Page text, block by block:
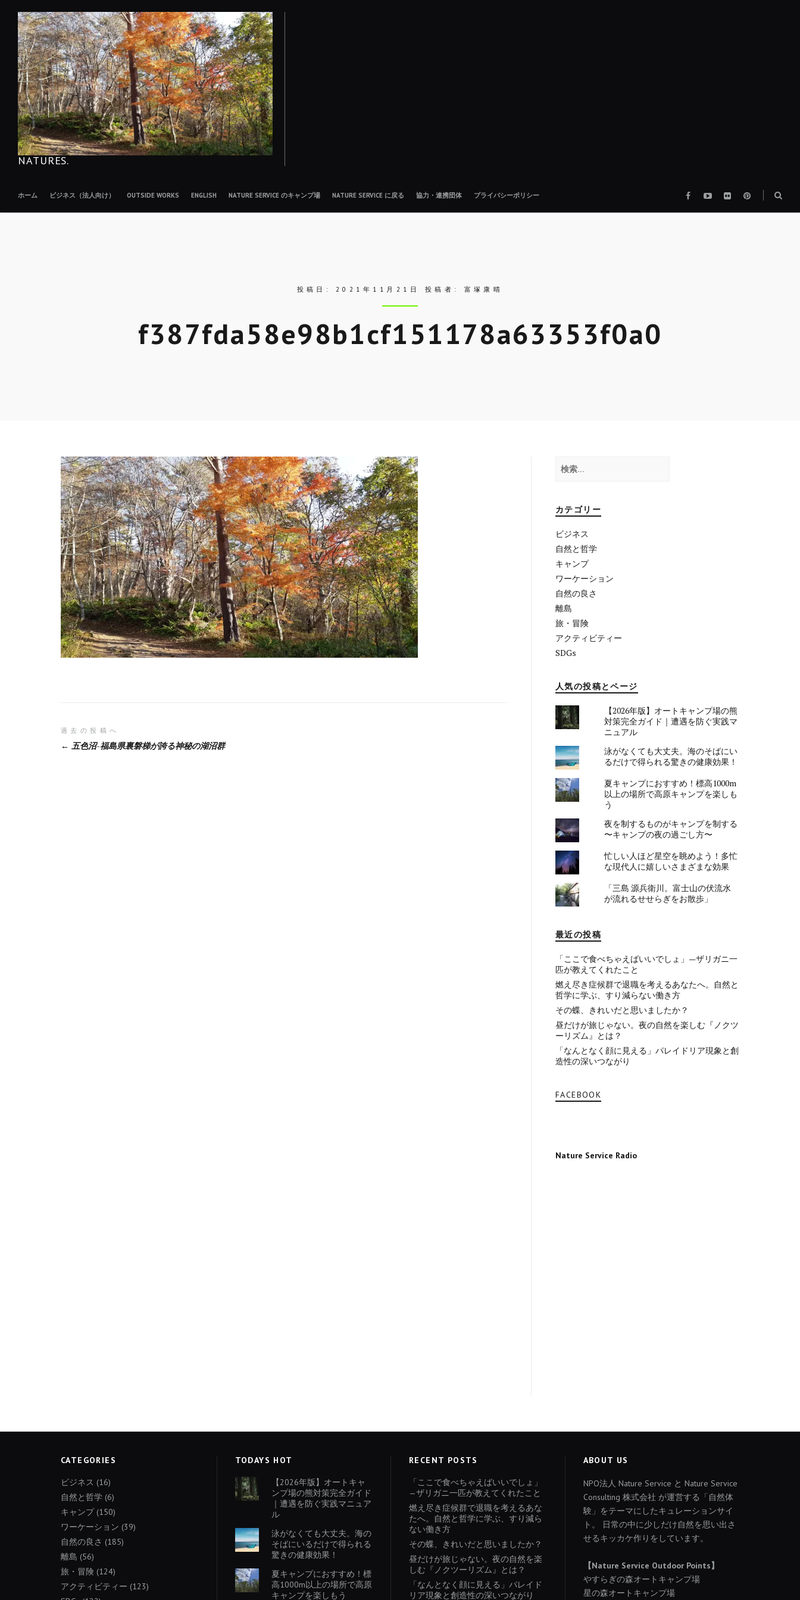
NATURES.
ホーム ビジネス（法人向け） OUTSIDE WORKS ENGLISH NATURE SERVICE のキャンプ場 NATURE SERVICE に戻る 協力・連携団体 プライバシーポリシー FacebookYouTube
flickr pinterest
ボ
投稿日: 2021年11月21日 投稿者: 富塚康晴
f387fda58e98b1cf151178a63353f0a0
投
稿
過去の投稿へ
五色沼-福島県裏磐梯が誇る神秘の湖沼群
検
索:
カテゴリー
ビジネス
自然と哲学
キャンプ
ワーケーション
自然の良さ
離島
旅・冒険
アクティビティー
SDGs
人気の投稿とページ
【2026年版】オートキャンプ場の熊
対策完全ガイド｜遭遇を防ぐ実践マ
ニュアル
泳がなくても大丈夫。海のそばにい
るだけで得られる驚きの健康効果！
夏キャンプにおすすめ！標高1000m
以上の場所で高原キャンプを楽しも
う
夜を制するものがキャンプを制する
〜キャンプの夜の過ごし方〜
忙しい人ほど星空を眺めよう！多忙
な現代人に嬉しいさまざまな効果
「三島 源兵衛川。富士山の伏流水
が流れるせせらぎをお散歩」
最近の投稿
「ここで食べちゃえばいいでしょ」—ザリガニ一
匹が教えてくれたこと
燃え尽き症候群で退職を考えるあなたへ。自然と
哲学に学ぶ、すり減らない働き方
その蝶、きれいだと思いましたか？
昼だけが旅じゃない。夜の自然を楽しむ『ノクツ
ーリズム』とは？
「なんとなく顔に見える」パレイドリア現象と創
造性の深いつながり
FACEBOOK
Nature Service Radio
CATEGORIES
ビジネス (16)
自然と哲学 (6)
キャンプ(150)
ワーケーション (39)
自然の良さ (185)
離島 (56)
旅・冒険 (124)
アクティビティー (123)
TODAYS HOT
【2026年版】オートキャ
ンプ場の熊対策完全ガイド
｜遭遇を防ぐ実践マニュア
ル
泳がなくても大丈夫。海の
そばにいるだけで得られる
驚きの健康効果！
夏キャンプにおすすめ！標
高1000m以上の場所で高原
キャンプを楽しもう
RECENT POSTS
「ここで食べちゃえばいいでしょ」
—ザリガニ一匹が教えてくれたこと
燃え尽き症候群で退職を考えるあな
たへ。自然と哲学に学ぶ、すり減ら
ない働き方
その蝶、きれいだと思いましたか？
昼だけが旅じゃない。夜の自然を楽
しむ『ノクツーリズム』とは？
「なんとなく顔に見える」パレイド
リア現象と創造性の深いつながり
ABOUT US
NPO法人 Nature Service と Nature Service
Consulting 株式会社 が運営する「自然体
験」をテーマにしたキュレーションサイ
ト。 日常の中に少しだけ自然を思い出さ
せるキッカケ作りをしています。
【Nature Service Outdoor Points】
やすらぎの森オートキャンプ場
星の森オートキャンプ場